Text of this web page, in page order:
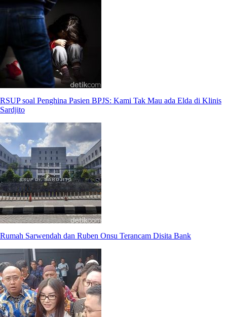
RSUP soal Penghina Pasien BPJS: Kami Tak Mau ada Elda di Klinis
Sardjito
Rumah Sarwendah dan Ruben Onsu Terancam Disita Bank